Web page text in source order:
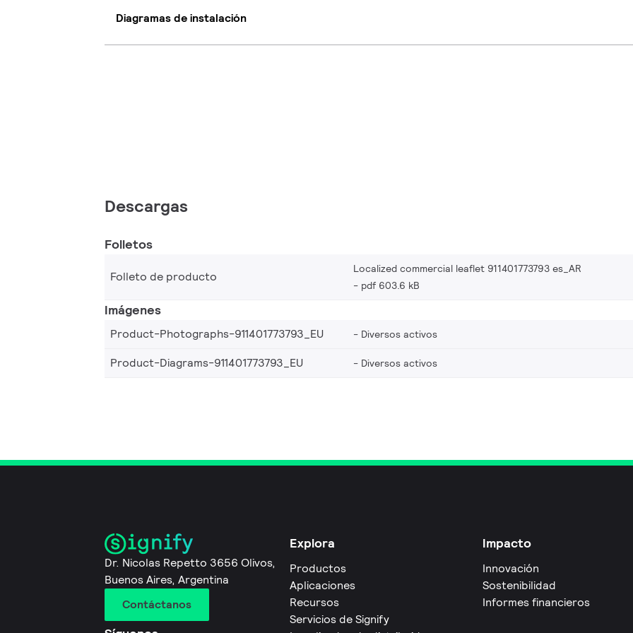
Diagramas de instalación
Descargas
Folletos
Folleto de producto
Localized commercial leaflet 911401773793 es_AR
pdf 603.6 kB
Imágenes
Product-Photographs-911401773793_EU Diversos activos
Product-Diagrams-911401773793_EU Diversos activos
Dr. Nicolas Repetto 3656 Olivos,
Buenos Aires, Argentina
Contáctanos
Explora
Productos
Aplicaciones
Recursos
Servicios de Signify
Impacto
Innovación
Sostenibilidad
Informes financieros